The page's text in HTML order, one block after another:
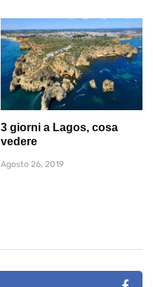
3 giorni a Lagos, cosa
vedere
Agosto 26, 2019